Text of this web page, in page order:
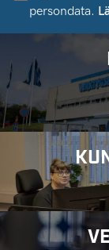
persondata.